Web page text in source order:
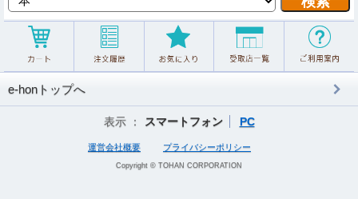
e-honトップへ
表示 ： スマートフォン PC
運営会社概要 プライバシーポリシー
Copyright © TOHAN CORPORATION